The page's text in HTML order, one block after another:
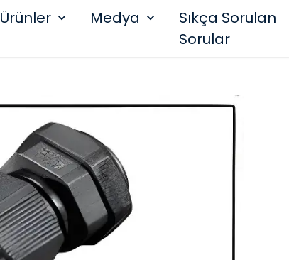
Ürünler Medya
Sıkça Sorulan
Sorular